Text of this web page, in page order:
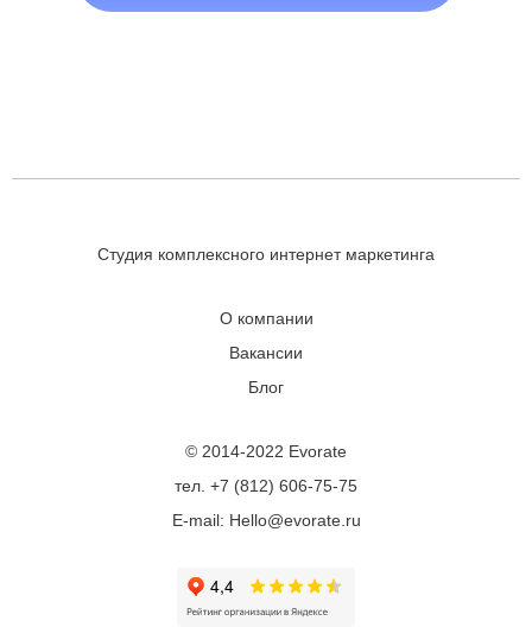
Студия комплексного интернет маркетинга
О компании
Вакансии
Блог
© 2014-2022 Evorate
тел. +7 (812) 606-75-75
E-mail: Hello@evorate.ru